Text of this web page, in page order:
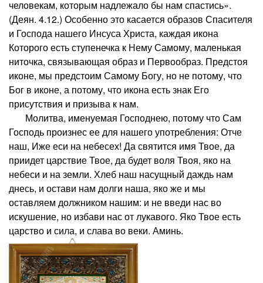
человекам, которым надлежало бы нам спастись».
(Деян. 4.12.) Особенно это касается образов Спасителя
и Господа нашего Инсуса Христа, каждая икона
Которого есть ступенечка к Нему Самому, маленькая
ниточка, связывающая образ и Первообраз. Предстоя
иконе, мы предстоим Самому Богу, но не потому, что
Бог в иконе, а потому, что икона есть знак Его
присутствия и призыва к нам.
Молитва, именуемая Господнею, потому что Сам
Господь произнес ее для нашего употребления: Отче
наш, Иже еси на небесех! Да святится имя Твое, да
приидет царствие Твое, да будет воля Твоя, яко на
небеси и на земли. Хлеб наш насущный даждь нам
днесь, и остави нам долги наша, яко же и мы
оставляем должником нашим: и не введи нас во
искушение, но избави нас от лукавого. Яко Твое есть
царство и сила, и слава во веки. Аминь.